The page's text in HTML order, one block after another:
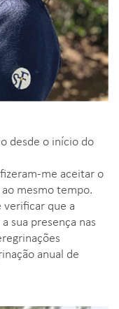
desde o início do
me aceitar o
mesmo tempo.
que a
sua presença nas
anual de